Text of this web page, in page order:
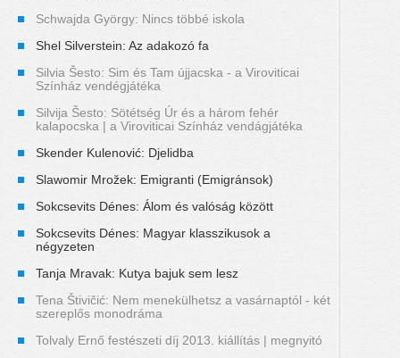
Schwajda György: Nincs többé iskola
Shel Silverstein: Az adakozó fa
Silvia Šesto: Sim és Tam újjacska - a Viroviticai
Színház vendégjátéka
Silvija Šesto: Sötétség Úr és a három fehér
kalapocska | a Viroviticai Színház vendágjátéka
Skender Kulenović: Djelidba
Slawomir Mrožek: Emigranti (Emigránsok)
Sokcsevits Dénes: Álom és valóság között
Sokcsevits Dénes: Magyar klasszikusok a
négyzeten
Tanja Mravak: Kutya bajuk sem lesz
Tena Štivičić: Nem menekülhetsz a vasárnaptól - két
szereplős monodráma
Tolvaly Ernő festészeti díj 2013. kiállítás | megnyitó